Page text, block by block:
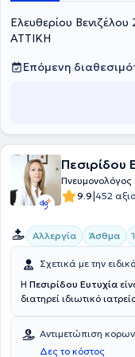
πανελλαδικά και
τους τομείς της
εξελίξεις της
Ελευθερίου
ΑΤΤΙΚΗ
Επόμενη
Πεσιρίδου
9.9|452
Αλλεργία Άσθμα
Σχετικά με την ειδικό
Η Πεσιρίδου Ευτυχία
διατηρεί ιδιωτικό
ειδίκευση στη
μεγάλη επαγγελματική
Αντιμετώπιση
Δες το κόστος